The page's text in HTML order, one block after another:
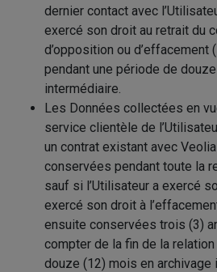
dernier contact avec
exercé son droit au retrait du
d’opposition ou d’effacement
pendant une période de
intermédiaire.
Les Données collectées en
service clientèle de
un contrat existant avec
conservées pendant toute la
sauf si l’Utilisateur a exercé
exercé son droit à
ensuite conservées trois (3)
compter de la fin de la
douze (12) mois en archivage